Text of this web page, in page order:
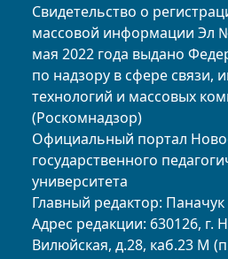
Свидетельство о
массовой информации Эл
мая 2022 года выдано
по надзору в сфере
технологий и массовых
(Роскомнадзор)
Официальный портал
государственного
университета
Главный редактор:
Адрес редакции: 630126, г.
Вилюйская, д.28, каб.23 М